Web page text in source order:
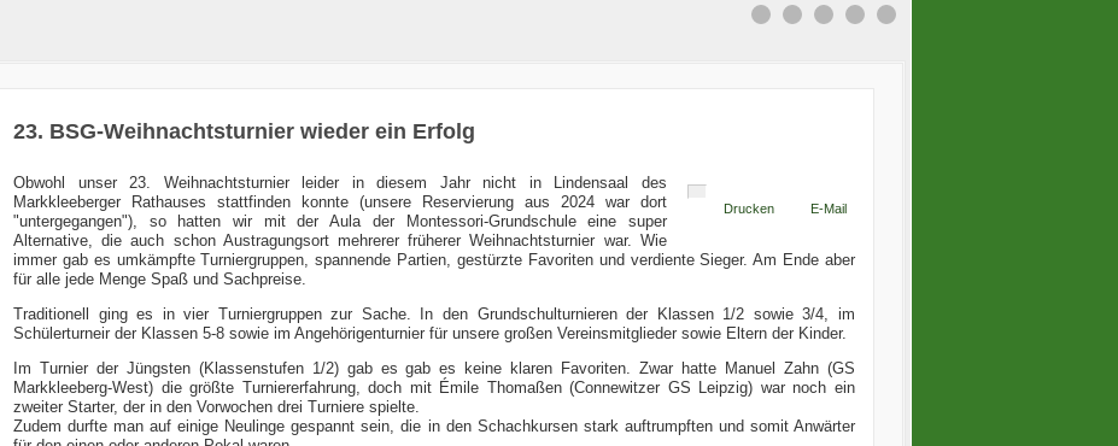
23. BSG-Weihnachtsturnier wieder ein Erfolg
Drucken E-Mail
Obwohl unser 23. Weihnachtsturnier leider in diesem Jahr nicht in Lindensaal des
Markkleeberger Rathauses stattfinden konnte (unsere Reservierung aus 2024 war dort
"untergegangen"), so hatten wir mit der Aula der Montessori-Grundschule eine super
Alternative, die auch schon Austragungsort mehrerer früherer Weihnachtsturnier war. Wie
immer gab es umkämpfte Turniergruppen, spannende Partien, gestürzte Favoriten und verdiente Sieger. Am Ende aber
für alle jede Menge Spaß und Sachpreise.
Traditionell ging es in vier Turniergruppen zur Sache. In den Grundschulturnieren der Klassen 1/2 sowie 3/4, im
Schülerturneir der Klassen 5-8 sowie im Angehörigenturnier für unsere großen Vereinsmitglieder sowie Eltern der Kinder.
Im Turnier der Jüngsten (Klassenstufen 1/2) gab es gab es keine klaren Favoriten. Zwar hatte Manuel Zahn (GS
Markkleeberg-West) die größte Turniererfahrung, doch mit Émile Thomaßen (Connewitzer GS Leipzig) war noch ein
zweiter Starter, der in den Vorwochen drei Turniere spielte.
Zudem durfte man auf einige Neulinge gespannt sein, die in den Schachkursen stark auftrumpften und somit Anwärter